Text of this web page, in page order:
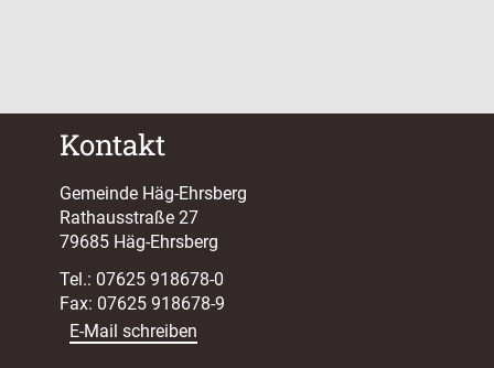
Kontakt
Gemeinde Häg-Ehrsberg
Rathausstraße 27
79685 Häg-Ehrsberg
Tel.: 07625 918678-0
Fax: 07625 918678-9
E-Mail schreiben